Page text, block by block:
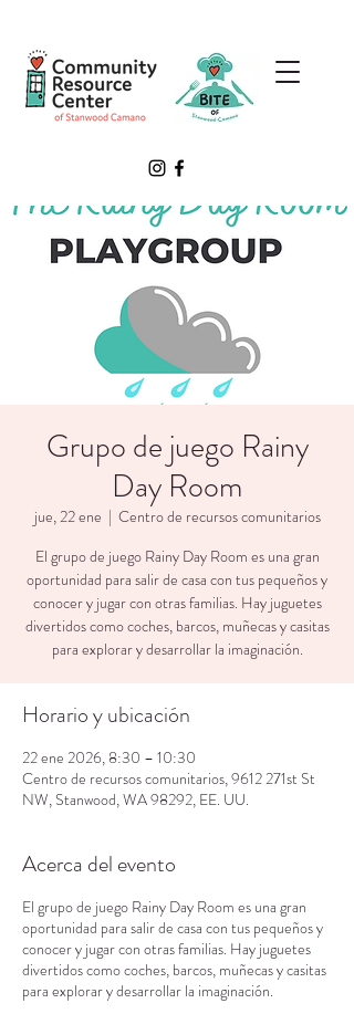
Grupo de juego Rainy
Day Room
jue, 22 ene
  |
Centro de recursos comunitarios
El grupo de juego Rainy Day Room es una gran
oportunidad para salir de casa con tus pequeños y
conocer y jugar con otras familias. Hay juguetes
divertidos como coches, barcos, muñecas y casitas
para explorar y desarrollar la imaginación.
Horario y ubicación
22 ene 2026, 8:30 – 10:30
Centro de recursos comunitarios, 9612 271st St
NW, Stanwood, WA 98292, EE. UU.
Acerca del evento
El grupo de juego Rainy Day Room es una gran
oportunidad para salir de casa con tus pequeños y
conocer y jugar con otras familias. Hay juguetes
divertidos como coches, barcos, muñecas y casitas
para explorar y desarrollar la imaginación.